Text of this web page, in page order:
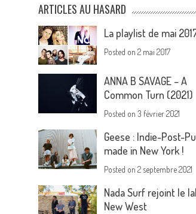
ARTICLES AU HASARD
La playlist de mai
Posted on2 mai 2017
ANNA B SAVAGE – A
Common Turn (2021)
Posted on3 février 2021
Geese : Indie-Post-
made in New York !
Posted on2 septembre 2021
Nada Surf rejoint le
New West